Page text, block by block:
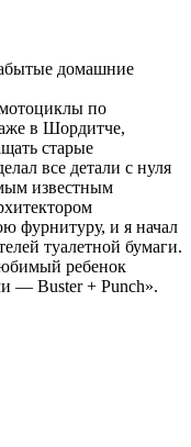
домашние
по
в Шордитче,
старые
все детали с нуля
известным
фурнитуру, и я начал
туалетной бумаги.
ребенок
— Buster + Punch».